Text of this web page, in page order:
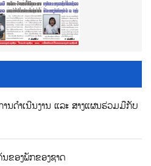
ນດຳເນີນງານ ແລະ ສາງແຜນຮ່ວມມືກັບ
ຂອງພັກຂອງຊາດ